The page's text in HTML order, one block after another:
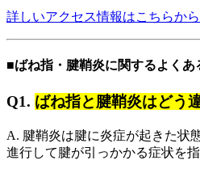
詳しいアクセス情報はこちらから
■ばね指・腱鞘炎に関するよくあ
Q1. ばね指と腱鞘炎はどう
A. 腱鞘炎は腱に炎症が起きた状
進行して腱が引っかかる症状を指